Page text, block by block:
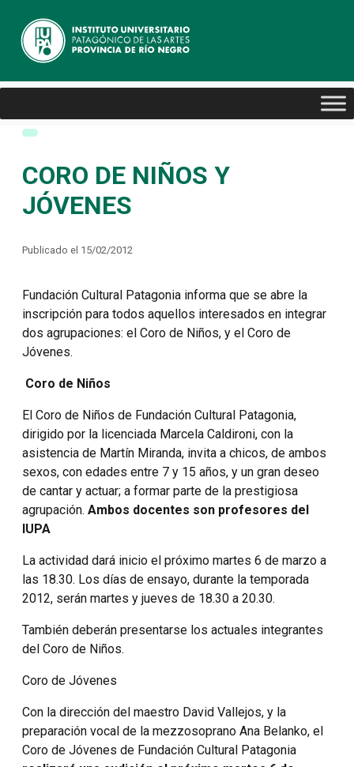
CORO DE NIÑOS Y
JÓVENES
Publicado el 15/02/2012
Fundación Cultural Patagonia informa que se abre la
inscripción para todos aquellos interesados en integrar
dos agrupaciones: el Coro de Niños, y el Coro de
Jóvenes.
Coro de Niños
El Coro de Niños de Fundación Cultural Patagonia,
dirigido por la licenciada Marcela Caldironi, con la
asistencia de Martín Miranda, invita a chicos, de ambos
sexos, con edades entre 7 y 15 años, y un gran deseo
de cantar y actuar; a formar parte de la prestigiosa
agrupación. Ambos docentes son profesores del
IUPA
La actividad dará inicio el próximo martes 6 de marzo a
las 18.30. Los días de ensayo, durante la temporada
2012, serán martes y jueves de 18.30 a 20.30.
También deberán presentarse los actuales integrantes
del Coro de Niños.
Coro de Jóvenes
Con la dirección del maestro David Vallejos, y la
preparación vocal de la mezzosoprano Ana Belanko, el
Coro de Jóvenes de Fundación Cultural Patagonia